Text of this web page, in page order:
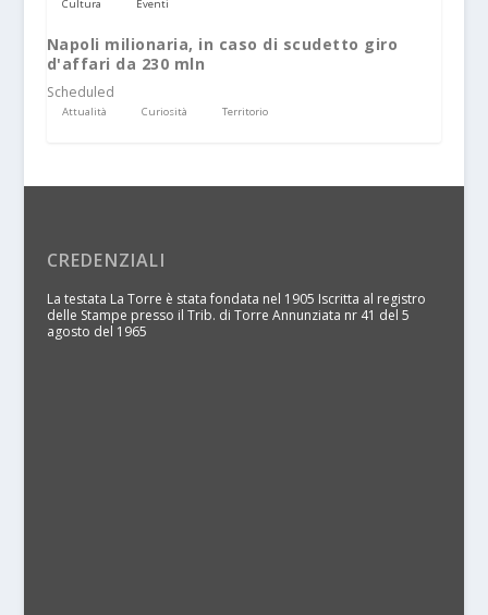
Cultura Eventi
Napoli milionaria, in caso di scudetto giro
d'affari da 230 mln
Scheduled
Attualità Curiosità Territorio
CREDENZIALI
La testata La Torre è stata fondata nel 1905 Iscritta al registro
delle Stampe presso il Trib. di Torre Annunziata nr 41 del 5
agosto del 1965